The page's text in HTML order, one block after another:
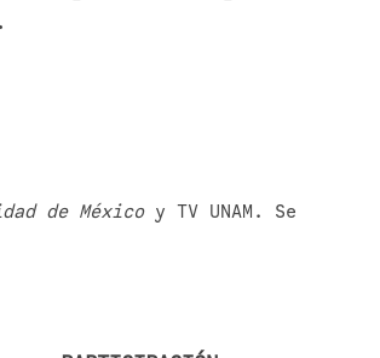
de México y TV UNAM. Se